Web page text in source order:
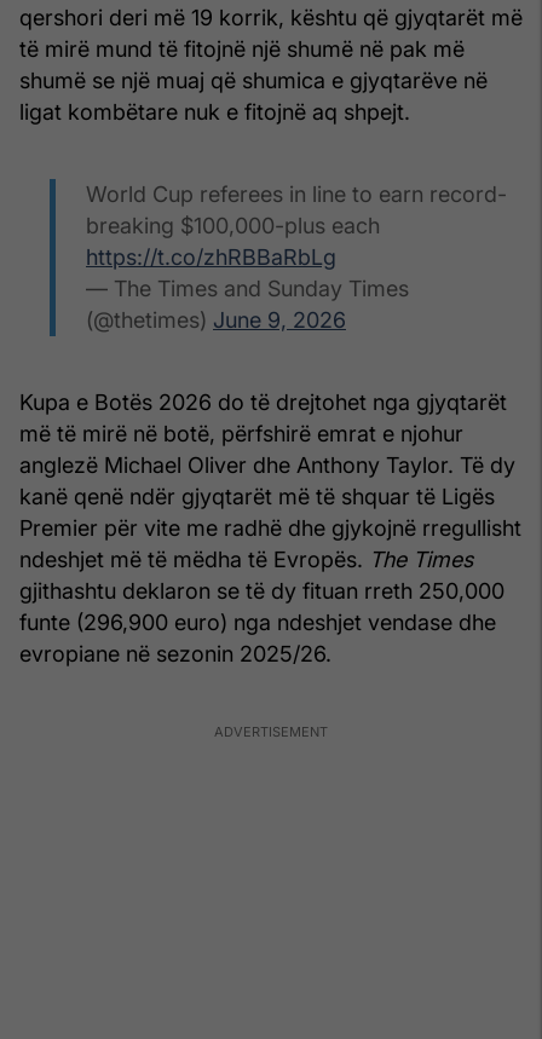
qershori deri më 19 korrik, kështu që gjyqtarët më
të mirë mund të fitojnë një shumë në pak më
shumë se një muaj që shumica e gjyqtarëve në
ligat kombëtare nuk e fitojnë aq shpejt.
World Cup referees in line to earn record-
breaking $100,000-plus each
https://t.co/zhRBBaRbLg
— The Times and Sunday Times
(@thetimes) June 9, 2026
Kupa e Botës 2026 do të drejtohet nga gjyqtarët
më të mirë në botë, përfshirë emrat e njohur
anglezë Michael Oliver dhe Anthony Taylor. Të dy
kanë qenë ndër gjyqtarët më të shquar të Ligës
Premier për vite me radhë dhe gjykojnë rregullisht
ndeshjet më të mëdha të Evropës. The Times
gjithashtu deklaron se të dy fituan rreth 250,000
funte (296,900 euro) nga ndeshjet vendase dhe
evropiane në sezonin 2025/26.